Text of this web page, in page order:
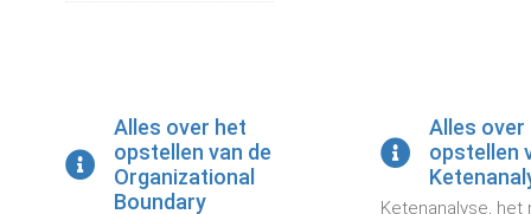
Alles over het
opstellen van de
Organizational
Boundary
Alles over
opstellen
Ketenanalyse, het